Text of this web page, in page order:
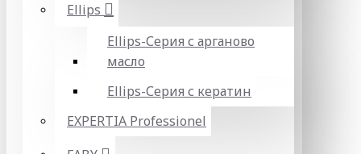
Ellips
Ellips-Серия с арганово
масло
Ellips-Серия с кератин
EXPERTIA Professionel